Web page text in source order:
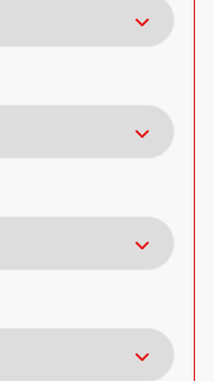
Americké vozy